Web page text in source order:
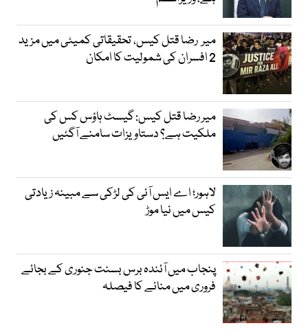
میر رضا قتل کیس، تحقیقاتی کمیٹی میں مزید
2 افسران کی شمولیت کا امکان
میر رضا قتل کیس: گیسٹ ہاؤس کس کی
ملکیت ہے؟ دستاویزات سامنے آگئیں
لاہور؛ اے ایس آئی کی لڑکی سے مبینہ زیادتی
کیس میں نیا موڑ
پنجاب میں آئندہ برس بسنت جنوری کے بجائے
فروری میں منانے کا فیصلہ